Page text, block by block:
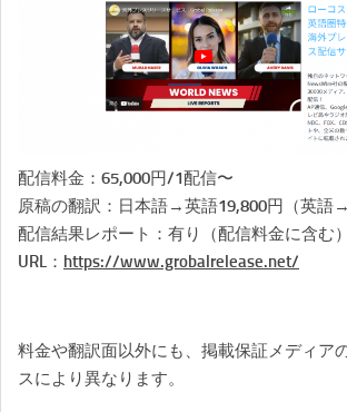
配信料金：65,000円/1配信〜
原稿の翻訳：日本語→英語19,800円（英語→
配信結果レポート：有り（配信料金に含む）
URL： https://www.grobalrelease.net/
料金や翻訳面以外にも、掲載保証メディア
スにより異なります。